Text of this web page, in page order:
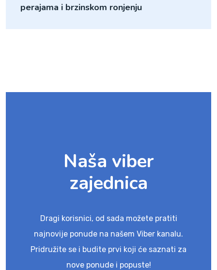
perajama i brzinskom ronjenju
Naša viber
zajednica
Dragi korisnici, od sada možete pratiti
najnovije ponude na našem Viber kanalu.
Pridružite se i budite prvi koji će saznati za
nove ponude i popuste!